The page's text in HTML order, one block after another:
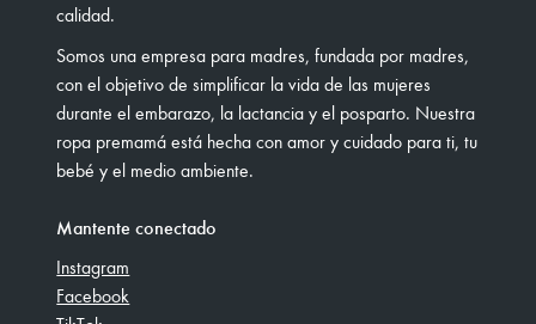
calidad.
Somos una empresa para madres, fundada por madres,
con el objetivo de simplificar la vida de las mujeres
durante el embarazo, la lactancia y el posparto. Nuestra
ropa premamá está hecha con amor y cuidado para ti, tu
bebé y el medio ambiente.
Mantente conectado
Instagram
Facebook